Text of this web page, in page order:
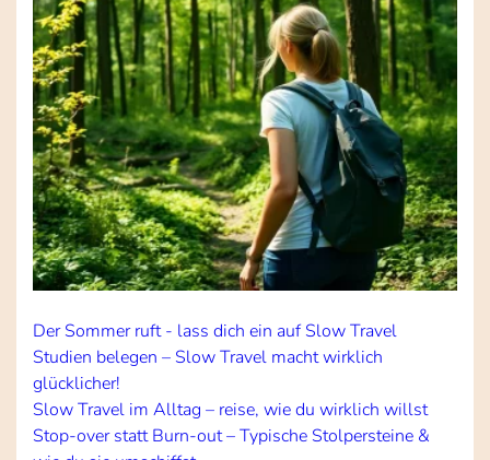
Der Sommer ruft - lass dich ein auf Slow Travel
Studien belegen – Slow Travel macht wirklich
glücklicher!
Slow Travel im Alltag – reise, wie du wirklich willst
Stop-over statt Burn-out – Typische Stolpersteine &